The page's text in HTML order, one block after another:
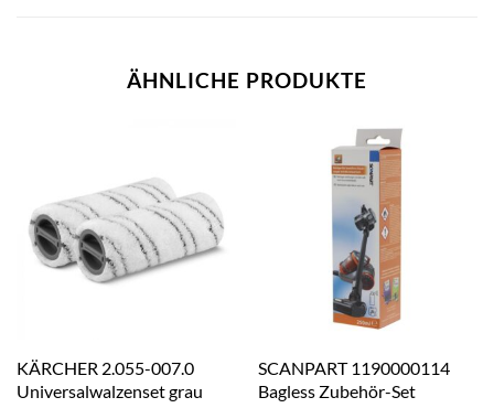
ÄHNLICHE PRODUKTE
KÄRCHER 2.055-007.0
Universalwalzenset grau
SCANPART 1190000114
Bagless Zubehör-Set